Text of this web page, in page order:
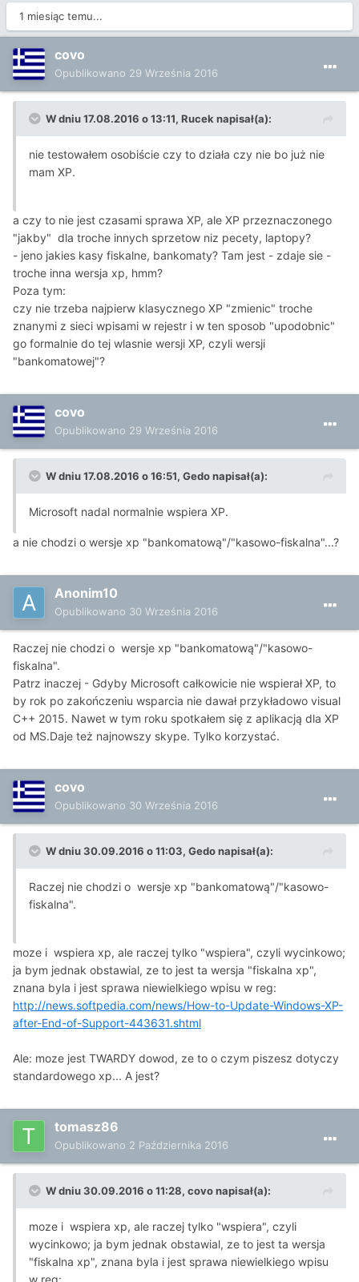
1 miesiąc temu...
covo
Opublikowano 29 Września 2016
W dniu 17.08.2016 o 13:11, Rucek napisał(a):
nie testowałem osobiście czy to działa czy nie bo już nie
mam XP.
a czy to nie jest czasami sprawa XP, ale XP przeznaczonego
"jakby" dla troche innych sprzetow niz pecety, laptopy?
- jeno jakies kasy fiskalne, bankomaty? Tam jest - zdaje sie -
troche inna wersja xp, hmm?
Poza tym:
czy nie trzeba najpierw klasycznego XP "zmienic" troche
znanymi z sieci wpisami w rejestr i w ten sposob "upodobnic"
go formalnie do tej wlasnie wersji XP, czyli wersji
"bankomatowej"?
covo
Opublikowano 29 Września 2016
W dniu 17.08.2016 o 16:51, Gedo napisał(a):
Microsoft nadal normalnie wspiera XP.
a nie chodzi o wersje xp "bankomatową"/"kasowo-fiskalna"...?
Anonim10
Opublikowano 30 Września 2016
Raczej nie chodzi o wersje xp "bankomatową"/"kasowo-
fiskalna".
Patrz inaczej - Gdyby Microsoft całkowicie nie wspierał XP, to
by rok po zakończeniu wsparcia nie dawał przykładowo visual
C++ 2015. Nawet w tym roku spotkałem się z aplikacją dla XP
od MS.Daje też najnowszy skype. Tylko korzystać.
covo
Opublikowano 30 Września 2016
W dniu 30.09.2016 o 11:03, Gedo napisał(a):
Raczej nie chodzi o wersje xp "bankomatową"/"kasowo-
fiskalna".
moze i wspiera xp, ale raczej tylko "wspiera", czyli wycinkowo;
ja bym jednak obstawial, ze to jest ta wersja "fiskalna xp",
znana byla i jest sprawa niewielkiego wpisu w reg:
http://news.softpedia.com/news/How-to-Update-Windows-XP-
after-End-of-Support-443631.shtml
Ale: moze jest TWARDY dowod, ze to o czym piszesz dotyczy
standardowego xp... A jest?
tomasz86
Opublikowano 2 Października 2016
W dniu 30.09.2016 o 11:28, covo napisał(a):
moze i wspiera xp, ale raczej tylko "wspiera", czyli
wycinkowo; ja bym jednak obstawial, ze to jest ta wersja
"fiskalna xp", znana byla i jest sprawa niewielkiego wpisu